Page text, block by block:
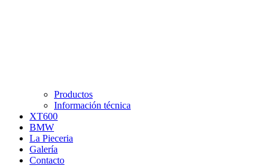
Productos
Información técnica
XT600
BMW
La Pieceria
Galería
Contacto